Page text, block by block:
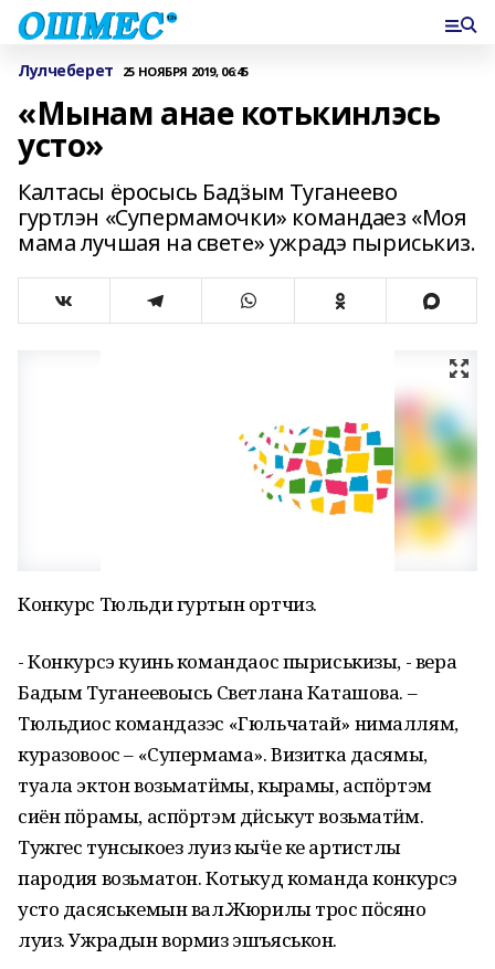
Лулчеберет 25 НОЯБРЯ 2019, 06:45
«Мынам анае котькинлэсь
усто»
Калтасы ёросысь Бадӟым Туганеево
гуртлэн «Супермамочки» командаез «Моя
мама лучшая на свете» ужрадэ пыриськиз.
Конкурс Тюльди гуртын ортчиз.
- Конкурсэ куинь командаос пыриськизы, - вера
Бадӟым Туганеевоысь Светлана Каташова. –
Тюльдиос командазэс «Гюльчатай» нималлям,
куразовоос – «Супермама». Визитка дасямы,
туала эктон возьматӥмы, кырӟамы, аспӧртэм
сиён пӧрамы, аспӧртэм дӥськут возьматӥм.
Тужгес тунсыкоез луиз кыӵе ке артистлы
пародия возьматон. Котькуд команда конкурсэ
усто дасяськемын вал.Жюрилы трос пӧсяно
луиз. Ужрадын вормиз эшъяськон.